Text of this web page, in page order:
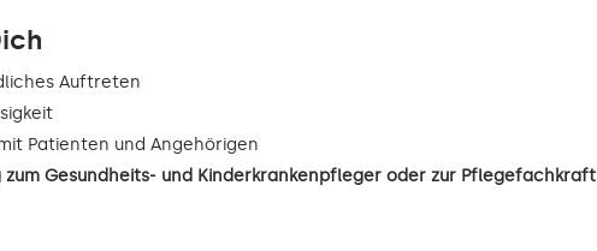
Auftreten
Patienten und Angehörigen
zum Gesundheits- und Kinderkrankenpfleger oder zur Pflegefachkraft